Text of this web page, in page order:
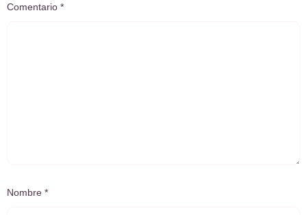
Comentario *
Nombre *